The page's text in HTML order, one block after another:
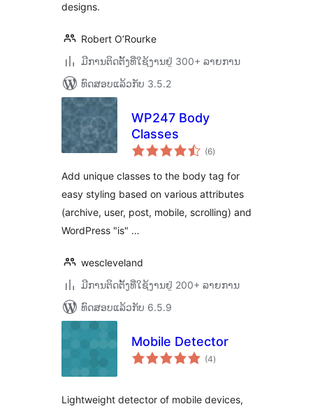
designs.
Robert O’Rourke
ມີການຕິດຕັ້ງທີ່ໃຊ້ງານຢູ່ 300+ ລາຍການ
ທົດສອບແລ້ວກັບ 3.5.2
WP247 Body
Classes
(6ຄະແນນ
ທັງໝົດ
)
Add unique classes to the body tag for
easy styling based on various attributes
(archive, user, post, mobile, scrolling) and
WordPress "is" …
wescleveland
ມີການຕິດຕັ້ງທີ່ໃຊ້ງານຢູ່ 200+ ລາຍການ
ທົດສອບແລ້ວກັບ 6.5.9
Mobile Detector
(4ຄະແນນ
ທັງໝົດ
)
Lightweight detector of mobile devices,